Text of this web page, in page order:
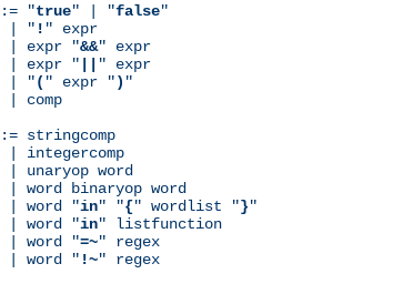
"true" | "false"
| "
! " expr
| expr "
&&" expr
| expr "
" expr
| "
( " expr ") "
| comp
stringcomp
| integercomp
| unaryop word
| word binaryop word
| word "
in" "{" wordlist "}"
| word "
in" listfunction
| word "
=~" regex
| word "
!~" regex